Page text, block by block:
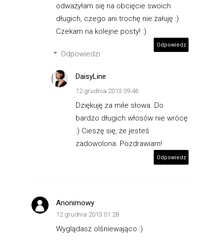
odważyłam się na obcięcie swoich
długich, czego ani trochę nie żałuję :)
Czekam na kolejne posty! :)
Odpowiedz
Odpowiedzi
DaisyLine
12 grudnia 2013 09:46
Dziękuję za miłe słowa. Do
bardzo długich włosów nie wrócę
:) Cieszę się, że jesteś
zadowolona. Pozdrawiam!
Odpowiedz
Anonimowy
12 grudnia 2013 01:28
Wyglądasz olśniewająco :)